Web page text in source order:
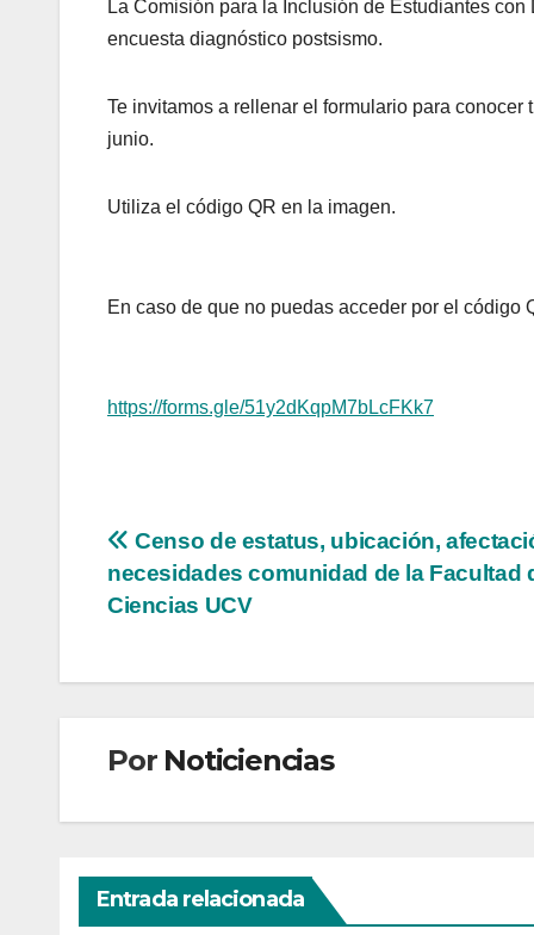
La Comisión para la Inclusión de Estudiantes
encuesta diagnóstico postsismo.
Te invitamos a rellenar el formulario para
junio.
Utiliza el código QR en la imagen.
En caso de que no puedas acceder por el código
https://forms.gle/51y2dKqpM7bLcFKk7
Navegación
de
Censo de estatus, ubicación,
necesidades comunidad de la Facultad
Ciencias UCV
Por Noticiencias
Entrada relacionada